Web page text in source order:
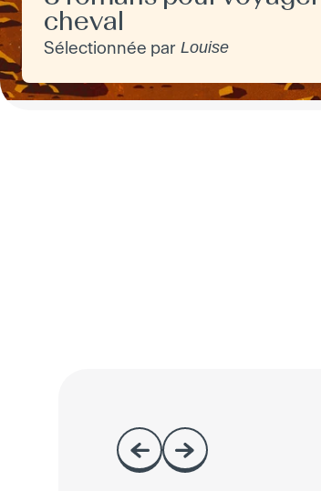
cheval
Sélectionnée par Louise